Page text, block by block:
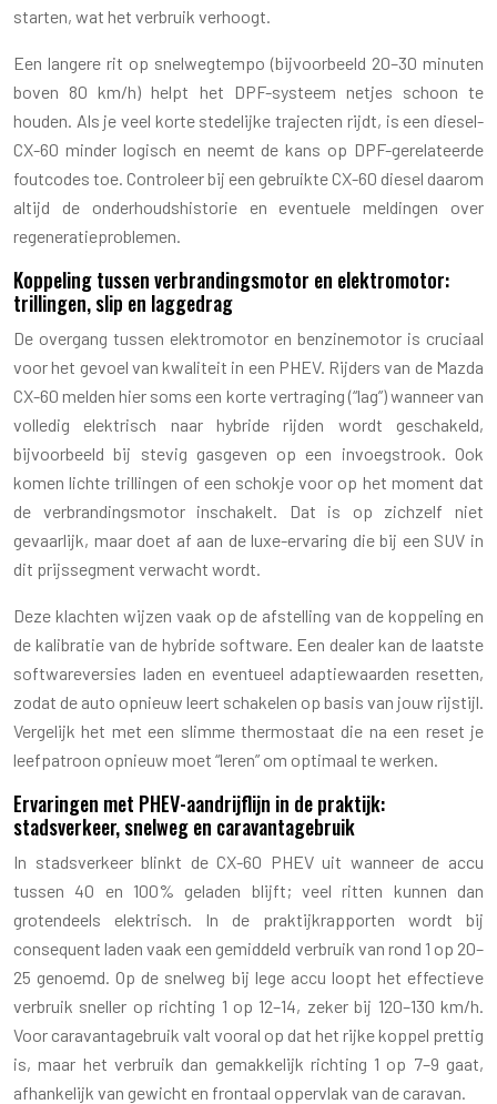
starten, wat het verbruik verhoogt.
Een langere rit op snelwegtempo (bijvoorbeeld 20–30 minuten
boven 80 km/h) helpt het DPF-systeem netjes schoon te
houden. Als je veel korte stedelijke trajecten rijdt, is een diesel-
CX-60 minder logisch en neemt de kans op DPF-gerelateerde
foutcodes toe. Controleer bij een gebruikte CX-60 diesel daarom
altijd de onderhoudshistorie en eventuele meldingen over
regeneratieproblemen.
Koppeling tussen verbrandingsmotor en elektromotor:
trillingen, slip en laggedrag
De overgang tussen elektromotor en benzinemotor is cruciaal
voor het gevoel van kwaliteit in een PHEV. Rijders van de Mazda
CX-60 melden hier soms een korte vertraging (“lag”) wanneer van
volledig elektrisch naar hybride rijden wordt geschakeld,
bijvoorbeeld bij stevig gasgeven op een invoegstrook. Ook
komen lichte trillingen of een schokje voor op het moment dat
de verbrandingsmotor inschakelt. Dat is op zichzelf niet
gevaarlijk, maar doet af aan de luxe-ervaring die bij een SUV in
dit prijssegment verwacht wordt.
Deze klachten wijzen vaak op de afstelling van de koppeling en
de kalibratie van de hybride software. Een dealer kan de laatste
softwareversies laden en eventueel adaptiewaarden resetten,
zodat de auto opnieuw leert schakelen op basis van jouw rijstijl.
Vergelijk het met een slimme thermostaat die na een reset je
leefpatroon opnieuw moet “leren” om optimaal te werken.
Ervaringen met PHEV-aandrijflijn in de praktijk:
stadsverkeer, snelweg en caravantagebruik
In stadsverkeer blinkt de CX-60 PHEV uit wanneer de accu
tussen 40 en 100% geladen blijft; veel ritten kunnen dan
grotendeels elektrisch. In de praktijkrapporten wordt bij
consequent laden vaak een gemiddeld verbruik van rond 1 op 20–
25 genoemd. Op de snelweg bij lege accu loopt het effectieve
verbruik sneller op richting 1 op 12–14, zeker bij 120–130 km/h.
Voor caravantagebruik valt vooral op dat het rijke koppel prettig
is, maar het verbruik dan gemakkelijk richting 1 op 7–9 gaat,
afhankelijk van gewicht en frontaal oppervlak van de caravan.